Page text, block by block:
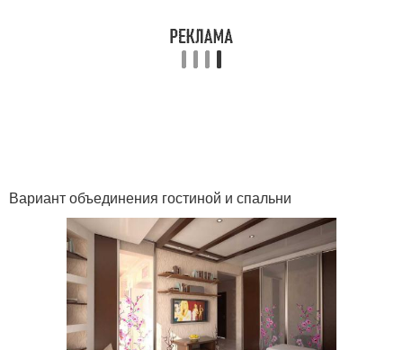
Вариант объединения гостиной и спальни